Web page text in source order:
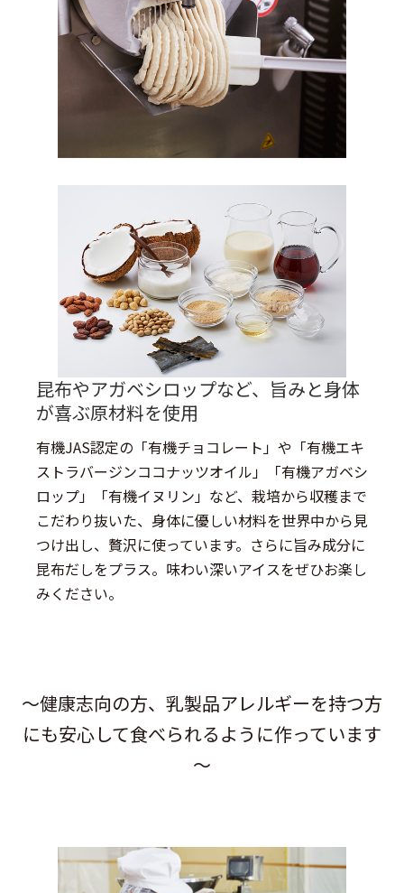
昆布やアガベシロップなど、旨みと身体
が喜ぶ原材料を使用
有機JAS認定の「有機チョコレート」や「有機エキ
ストラバージンココナッツオイル」「有機アガベシ
ロップ」「有機イヌリン」など、栽培から収穫まで
こだわり抜いた、身体に優しい材料を世界中から見
つけ出し、贅沢に使っています。さらに旨み成分に
昆布だしをプラス。味わい深いアイスをぜひお楽し
みください。
～健康志向の方、乳製品アレルギーを持つ方
にも安心して食べられるように作っています
～